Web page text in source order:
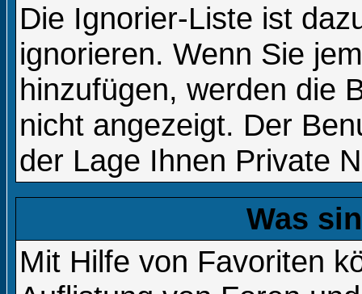
Die Ignorier-Liste ist
ignorieren. Wenn Sie
hinzufügen, werden die
nicht angezeigt. Der
der Lage Ihnen Private
Was
Mit Hilfe von Favoriten